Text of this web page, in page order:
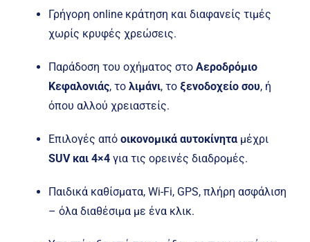
Γρήγορη online κράτηση και διαφανείς τιμές
χωρίς κρυφές χρεώσεις.
Παράδοση του οχήματος στο Αεροδρόμιο
Κεφαλονιάς, το λιμάνι, το ξενοδοχείο σου, ή
όπου αλλού χρειαστείς.
Επιλογές από οικονομικά αυτοκίνηταμέχρι
SUV και 4×4για τις ορεινές διαδρομές.
Παιδικά καθίσματα, Wi-Fi, GPS, πλήρη ασφάλιση
– όλα διαθέσιμα με ένα κλικ.